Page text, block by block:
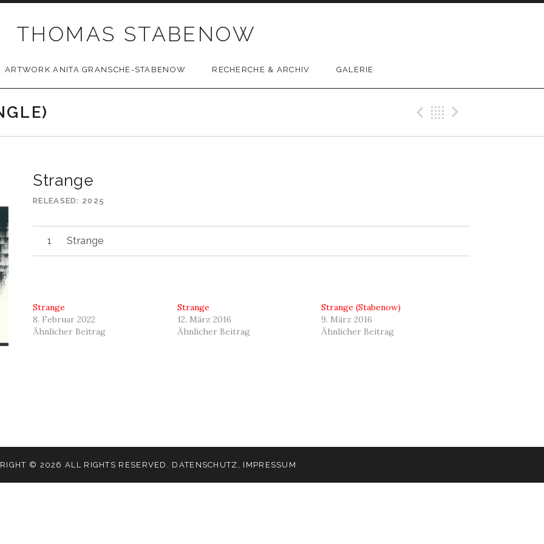
THOMAS STABENOW
ARTWORK ANITA GRANSCHE-STABENOW RECHERCHE & ARCHIV GALERIE
Previous Track
Back
Strange
RELEASED 2025
Strange
Strange
8. Februar 2022
Ähnlicher Beitrag
Strange
12. März 2016
Ähnlicher Beitrag
Strange (Stabenow)
9. März 2016
Ähnlicher Beitrag
© 2026 ALL RIGHTS RESERVED. DATENSCHUTZ , IMPRESSUM